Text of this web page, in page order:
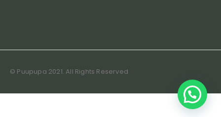
© Puupupa 2021. All Rights Reserved